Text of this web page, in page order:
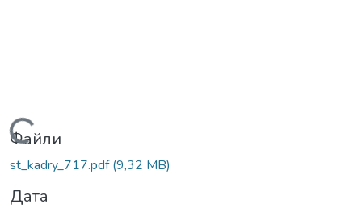
Вантажиться...
Файли
st_kadry_717.pdf(9,32 MB)
Дата